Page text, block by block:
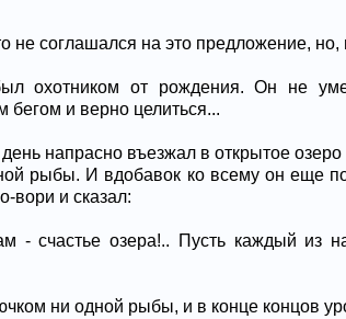
не соглашался на это предложение,
охотником от рождения. Он не
бегом и верно целиться...
напрасно въезжал в открытое
рыбы. И вдобавок ко всему он еще
вори и сказал:
- счастье озера!.. Пусть каждый из
ни одной рыбы, и в конце концов